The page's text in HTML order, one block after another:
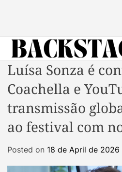
B
a
c
k
s
t
g
Luísa Sonza é
Coachella e
transmissão
ao festival com
Posted on 18 de April de 2026